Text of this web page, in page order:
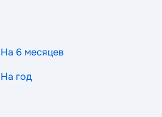
На 6 месяцев
На год